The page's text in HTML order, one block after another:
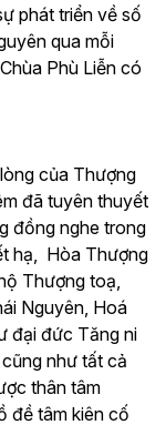
phát triển về số
qua mỗi
Phù Liễn có
của Thượng
đã tuyên thuyết
đồng nghe trong
hạ, Hòa Thượng
Thượng toạ,
Nguyên, Hoá
đại đức Tăng ni
như tất cả
thân tâm
đề tâm kiên cố